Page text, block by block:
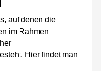
auf denen die
im Rahmen
Hier findet man